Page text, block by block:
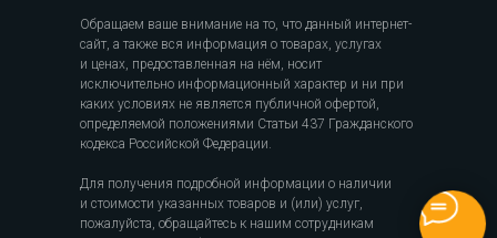
Обращаем ваше внимание на то, что данный интернет-
сайт, а также вся информация о товарах, услугах
и ценах, предоставленная на нём, носит
исключительно информационный характер и ни при
каких условиях не является публичной офертой,
определяемой положениями Статьи 437 Гражданского
кодекса Российской Федерации.
Для получения подробной информации о наличии
и стоимости указанных товаров и (или) услуг,
пожалуйста, обращайтесь к нашим сотрудникам